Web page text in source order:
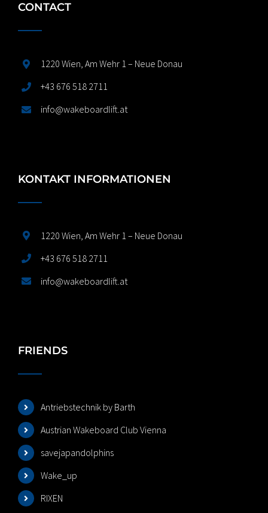
CONTACT
1220 Wien, Am Wehr 1 – Neue Donau
+43 676 518 2711
info@wakeboardlift.at
KONTAKT INFORMATIONEN
1220 Wien, Am Wehr 1 – Neue Donau
+43 676 518 2711
info@wakeboardlift.at
FRIENDS
Antriebstechnik by Barth
Austrian Wakeboard Club Vienna
savejapandolphins
Wake_up
RIXEN